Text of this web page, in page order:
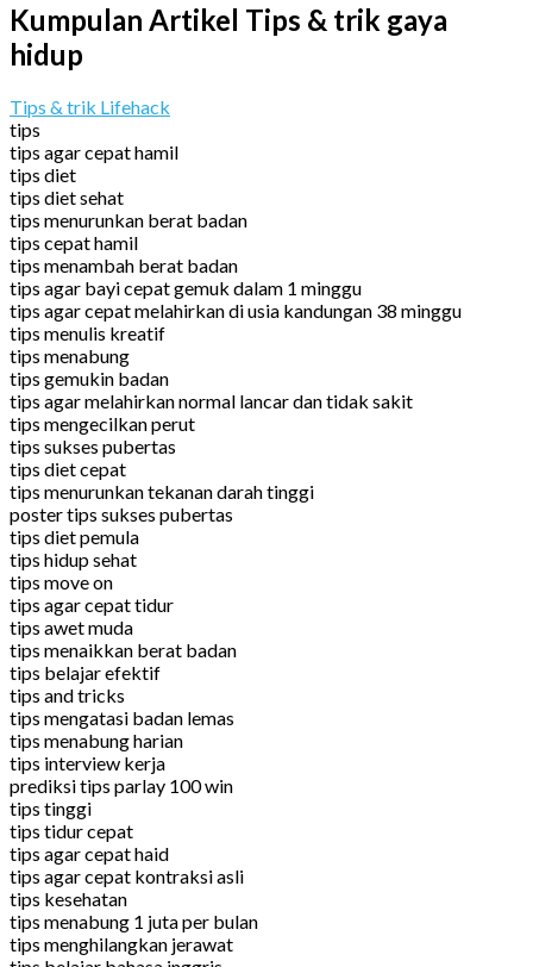
Kumpulan Artikel Tips & trik gaya
hidup
Tips & trik Lifehack
tips
tips agar cepat hamil
tips diet
tips diet sehat
tips menurunkan berat badan
tips cepat hamil
tips menambah berat badan
tips agar bayi cepat gemuk dalam 1 minggu
tips agar cepat melahirkan di usia kandungan 38 minggu
tips menulis kreatif
tips menabung
tips gemukin badan
tips agar melahirkan normal lancar dan tidak sakit
tips mengecilkan perut
tips sukses pubertas
tips diet cepat
tips menurunkan tekanan darah tinggi
poster tips sukses pubertas
tips diet pemula
tips hidup sehat
tips move on
tips agar cepat tidur
tips awet muda
tips menaikkan berat badan
tips belajar efektif
tips and tricks
tips mengatasi badan lemas
tips menabung harian
tips interview kerja
prediksi tips parlay 100 win
tips tinggi
tips tidur cepat
tips agar cepat haid
tips agar cepat kontraksi asli
tips kesehatan
tips menabung 1 juta per bulan
tips menghilangkan jerawat